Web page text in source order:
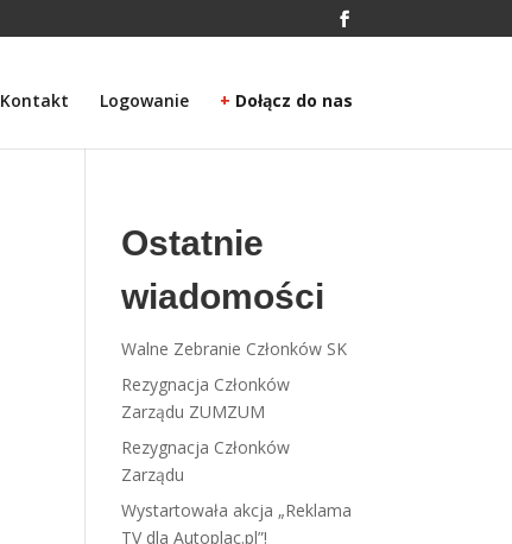
Kontakt Logowanie + Dołącz do nas
Ostatnie
wiadomości
Walne Zebranie Członków SK
Rezygnacja Członków
Zarządu ZUMZUM
Rezygnacja Członków
Zarządu
Wystartowała akcja „Reklama
TV dla Autoplac.pl”!